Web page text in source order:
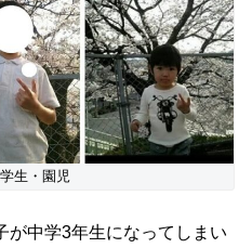
生・園児
が中学3年生になってしまい